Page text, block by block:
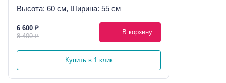
Высота: 60 см, Ширина: 55 см
6 600 ₽
8 400 ₽
В корзину
Купить в 1 клик